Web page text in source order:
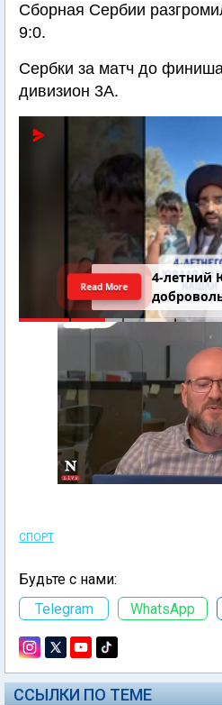
Сборная Сербии
9:0.
Сербки за матч до
дивизион 3А.
4-летний
Read More
СПОРТ
Будьте с нами:
Telegram
WhatsApp
ССЫЛКИ ПО ТЕМЕ